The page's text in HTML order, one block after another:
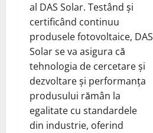
al DAS Solar. Testând și
certificând continuu
produsele fotovoltaice, DAS
Solar se va asigura că
tehnologia de cercetare și
dezvoltare și performanța
produsului rămân la
egalitate cu standardele
din industrie, oferind